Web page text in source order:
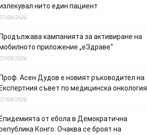
нито един пациент
08/2026
кампанията за активиране на
приложение „еЗдраве“
08/2026
Асен Дудов е новият ръководител на
съвет по медицинска онкология
08/2026
от ебола в Демократична
Конго: Очаква се броят на